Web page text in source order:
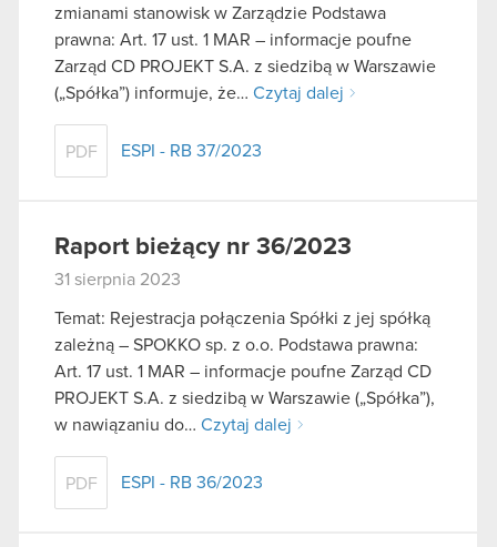
zmianami stanowisk w Zarządzie Podstawa
prawna: Art. 17 ust. 1 MAR – informacje poufne
Zarząd CD PROJEKT S.A. z siedzibą w Warszawie
(„Spółka”) informuje, że… Czytaj dalej
PDF ESPI - RB 37/2023
Raport bieżący nr 36/2023
31 sierpnia 2023
Temat: Rejestracja połączenia Spółki z jej spółką
zależną – SPOKKO sp. z o.o. Podstawa prawna:
Art. 17 ust. 1 MAR – informacje poufne Zarząd CD
PROJEKT S.A. z siedzibą w Warszawie („Spółka”),
w nawiązaniu do… Czytaj dalej
PDF ESPI - RB 36/2023